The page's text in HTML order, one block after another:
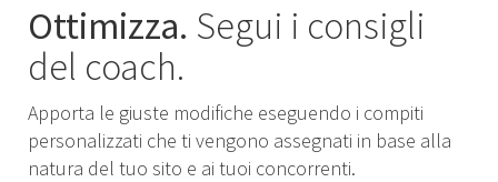
Ottimizza. Segui i consigli
del coach.
Apporta le giuste modifiche eseguendo i compiti
personalizzati che ti vengono assegnati in base alla
natura del tuo sito e ai tuoi concorrenti.